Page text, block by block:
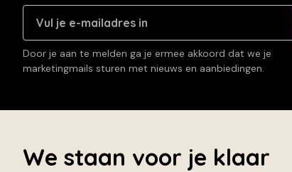
Door je aan te melden ga je ermee akkoord dat we je
marketingmails sturen met nieuws en aanbiedingen.
We staan voor je klaar